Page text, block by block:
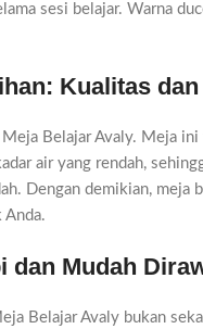
sesi belajar. Warna
Kualitas
Belajar Avaly. Meja
air yang rendah,
Dengan demikian,
Anda.
dan Mudah
Belajar Avaly bukan